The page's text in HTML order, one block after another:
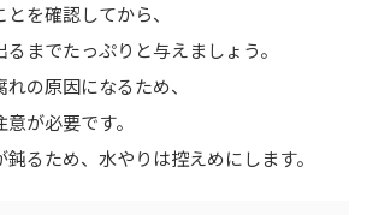
を確認してから、
までたっぷりと与えましょう。
の原因になるため、
が必要です。
るため、水やりは控えめにします。